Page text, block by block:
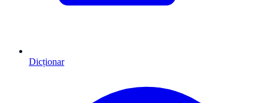
Dicționar